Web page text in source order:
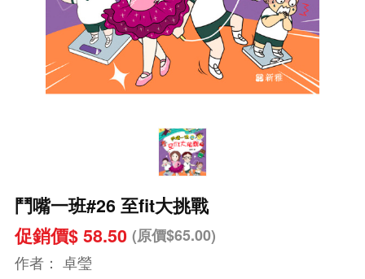
鬥嘴一班#26 至fit大挑戰
促銷價$ 58.50 (原價$65.00)
作者： 卓瑩